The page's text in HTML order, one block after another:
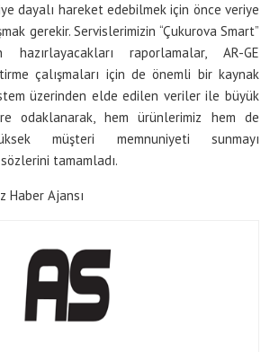
dayalı hareket edebilmek için önce veriye
gerekir. Servislerimizin “Çukurova Smart”
hazırlayacakları raporlamalar, AR-GE
çalışmaları için de önemli bir kaynak
üzerinden elde edilen veriler ile büyük
odaklanarak, hem ürünlerimiz hem de
müşteri memnuniyeti sunmayı
tamamladı.
Haber Ajansı